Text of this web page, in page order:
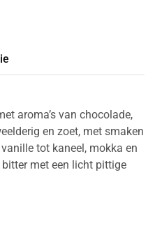
aroma’s van chocolade,
en zoet, met smaken
tot kaneel, mokka en
met een licht pittige